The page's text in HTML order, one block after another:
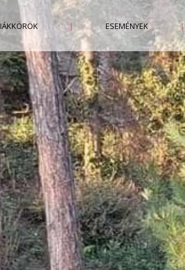
| ESEMÉNYEK |